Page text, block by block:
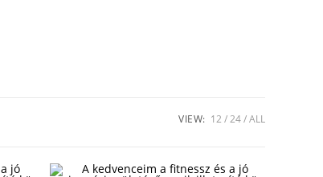
VIEW: 12 24 ALL